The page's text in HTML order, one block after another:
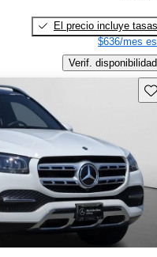
El precio incluye tasas
$636/mes
Verif. disponibilidad